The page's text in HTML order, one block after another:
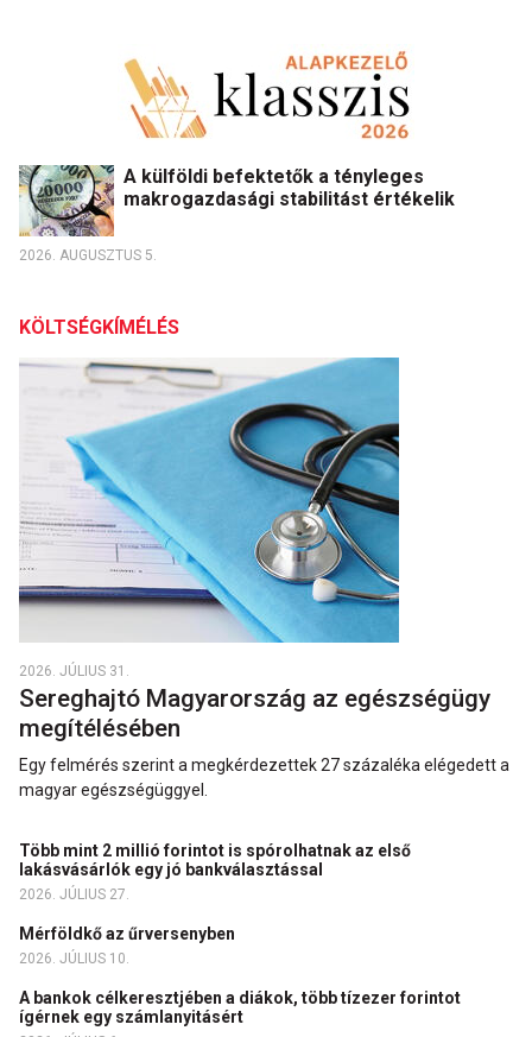
A külföldi befektetők a tényleges
makrogazdasági stabilitást értékelik
2026. AUGUSZTUS 5.
KÖLTSÉGKÍMÉLÉS
2026. JÚLIUS 31.
Sereghajtó Magyarország az egészségügy
megítélésében
Egy felmérés szerint a megkérdezettek 27 százaléka elégedett a
magyar egészségüggyel.
Több mint 2 millió forintot is spórolhatnak az első
lakásvásárlók egy jó bankválasztással
2026. JÚLIUS 27.
Mérföldkő az űrversenyben
2026. JÚLIUS 10.
A bankok célkeresztjében a diákok, több tízezer forintot
ígérnek egy számlanyitásért